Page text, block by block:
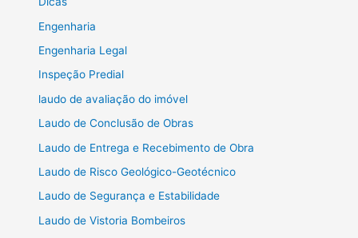
Engenharia
Engenharia Legal
Inspeção Predial
laudo de avaliação do imóvel
Laudo de Conclusão de Obras
Laudo de Entrega e Recebimento de Obra
Laudo de Risco Geológico-Geotécnico
Laudo de Segurança e Estabilidade
Laudo de Vistoria Bombeiros